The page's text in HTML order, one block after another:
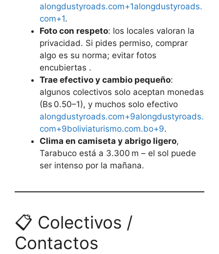
alongdustyroads.com+1alongdustyroads.
com+1.
Foto con respeto: los locales valoran la
privacidad. Si pides permiso, comprar
algo es su norma; evitar fotos
encubiertas .
Trae efectivo y cambio pequeño:
algunos colectivos solo aceptan monedas
(Bs 0.50–1), y muchos solo efectivo
alongdustyroads.com+9alongdustyroads.
com+9boliviaturismo.com.bo+9.
Clima en camiseta y abrigo ligero,
Tarabuco está a 3.300 m – el sol puede
ser intenso por la mañana.
📋 Colectivos /
Contactos